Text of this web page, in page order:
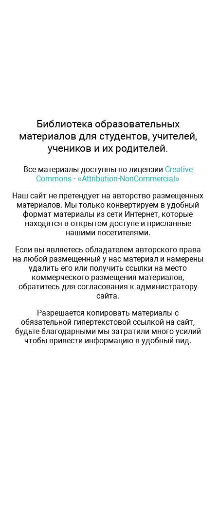
Библиотека образовательных
материалов для студентов, учителей,
учеников и их родителей.
Все материалы доступны по лицензии Creative
Commons - «Attribution-NonCommercial»
Наш сайт не претендует на авторство размещенных
материалов. Мы только конвертируем в удобный
формат материалы из сети Интернет, которые
находятся в открытом доступе и присланные
нашими посетителями.
Если вы являетесь обладателем авторского права
на любой размещенный у нас материал и намерены
удалить его или получить ссылки на место
коммерческого размещения материалов,
обратитесь для согласования к администратору
сайта.
Разрешается копировать материалы с
обязательной гипертекстовой ссылкой на сайт,
будьте благодарными мы затратили много усилий
чтобы привести информацию в удобный вид.